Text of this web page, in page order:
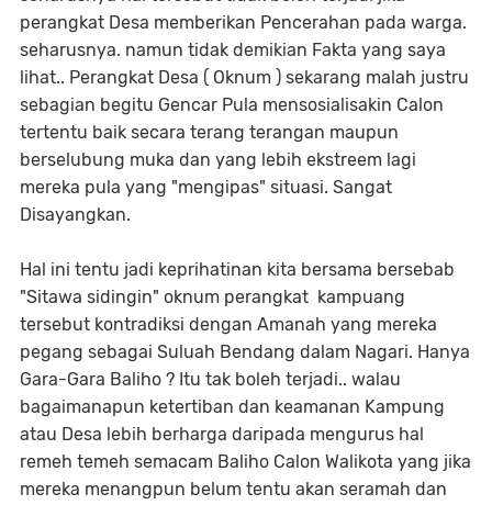
perangkat Desa memberikan Pencerahan pada warga.
seharusnya. namun tidak demikian Fakta yang saya
lihat.. Perangkat Desa ( Oknum ) sekarang malah justru
sebagian begitu Gencar Pula mensosialisakin Calon
tertentu baik secara terang terangan maupun
berselubung muka dan yang lebih ekstreem lagi
mereka pula yang "mengipas" situasi. Sangat
Disayangkan.
Hal ini tentu jadi keprihatinan kita bersama bersebab
"Sitawa sidingin" oknum perangkat kampuang
tersebut kontradiksi dengan Amanah yang mereka
pegang sebagai Suluah Bendang dalam Nagari. Hanya
Gara-Gara Baliho ? Itu tak boleh terjadi.. walau
bagaimanapun ketertiban dan keamanan Kampung
atau Desa lebih berharga daripada mengurus hal
remeh temeh semacam Baliho Calon Walikota yang jika
mereka menangpun belum tentu akan seramah dan